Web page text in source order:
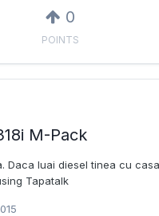
0
POINTS
M-Pack
Daca luai diesel tinea cu
Tapatalk